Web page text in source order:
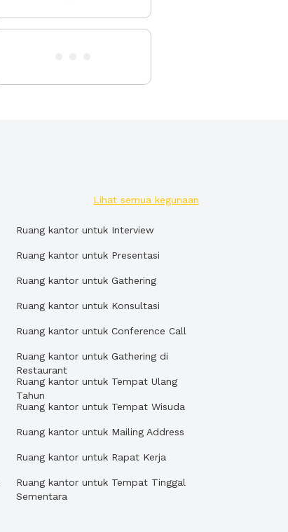
Lihat semua kegunaan
Ruang kantor untuk Interview
Ruang kantor untuk Presentasi
Ruang kantor untuk Gathering
Ruang kantor untuk Konsultasi
Ruang kantor untuk Conference Call
Ruang kantor untuk Gathering di
Restaurant
Ruang kantor untuk Tempat Ulang
Tahun
Ruang kantor untuk Tempat Wisuda
Ruang kantor untuk Mailing Address
Ruang kantor untuk Rapat Kerja
Ruang kantor untuk Tempat Tinggal
Sementara